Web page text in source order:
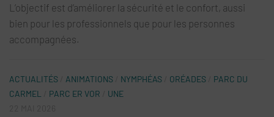
L’objectif est d’améliorer la sécurité et le confort, aussi
bien pour les professionnels que pour les personnes
accompagnées.
ACTUALITÉS ANIMATIONS NYMPHÉAS ORÉADES
PARC DU
CARMEL
PARC ER VOR
UNE